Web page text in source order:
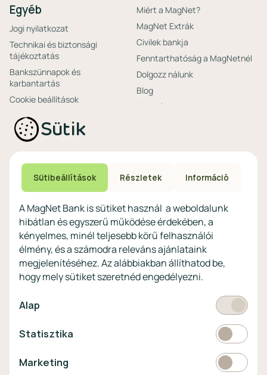
Egyéb
Jogi nyilatkozat
Technikai és biztonsági
tájékoztatás
Bankszünnapok és
karbantartás
Cookie beállítások
Miért a MagNet?
MagNet Extrák
Civilek bankja
Fenntarthatóság a MagNetnél
Dolgozz nálunk
Blog
Friss hírek
Ajánlataink non-
profitoknak
számlacsomagok
Megtakarítások non-
profitoknak
Digitális szolgáltatások non-
profitoknak
eszközökön
Vértezze fel magát a
kibercsalásokkal
szemben!
Látogasson el a KiberPajzs
honlapra!
választó
EUR
Sütik
Sütibeállítások Részletek Információ
A MagNet Bank is sütiket használ a weboldalunk
hibátlan és egyszerű működése érdekében, a
kényelmes, minél teljesebb körű felhasználói
élmény, és a számodra releváns ajánlataink
megjelenítéséhez. Az alábbiakban állíthatod be,
hogy mely sütiket szeretnéd engedélyezni.
Alap Kötelező
Statisztika Statisztikai
Marketing Marketing